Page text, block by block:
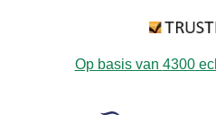
Op basis van 4300